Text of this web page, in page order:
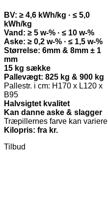
BV: ≥ 4,6 kWh/kg · ≤ 5,0
kWh/kg
Vand: ≥ 5 w-% · ≤ 10 w-%
Aske: ≥ 0,2 w-% · ≤ 1,5 w-%
Størrelse: 6mm & 8mm ± 1
mm
15 kg sække
Pallevægt: 825 kg & 900 kg
Pallestr. i cm: H170 x L120 x
B95
Halvsigtet kvalitet
Kan danne aske & slagger
Træpillernes farve kan variere
Kilopris: fra kr.
Tilbud